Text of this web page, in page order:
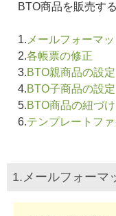
BTO商品を販売す
1.メールフォーマ
2.各帳票の修正
3.BTO親商品の設定
4.BTO子商品の設定
5.BTO商品の紐づけ
6.テンプレートフ
1.メールフォーマ